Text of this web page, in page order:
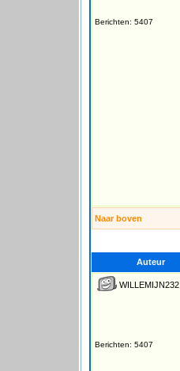
Berichten: 5407
Naar boven
Auteur
WILLEMIJN232
Berichten: 5407